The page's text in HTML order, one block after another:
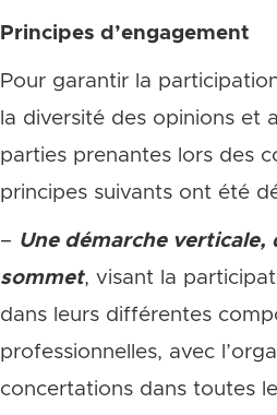
Principes d’engagement
Pour garantir la
la diversité des opinions et
parties prenantes lors des
principes suivants ont été
– Une démarche verticale,
sommet, visant la
dans leurs différentes
professionnelles, avec
concertations dans toutes